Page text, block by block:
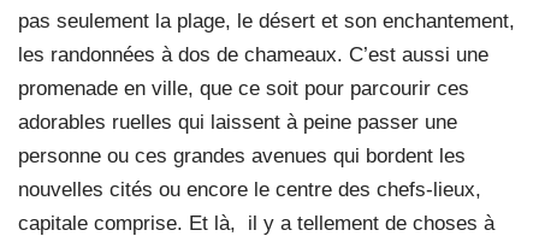
pas seulement la plage, le désert et son enchantement,
les randonnées à dos de chameaux. C’est aussi une
promenade en ville, que ce soit pour parcourir ces
adorables ruelles qui laissent à peine passer une
personne ou ces grandes avenues qui bordent les
nouvelles cités ou encore le centre des chefs-lieux,
capitale comprise. Et là, il y a tellement de choses à